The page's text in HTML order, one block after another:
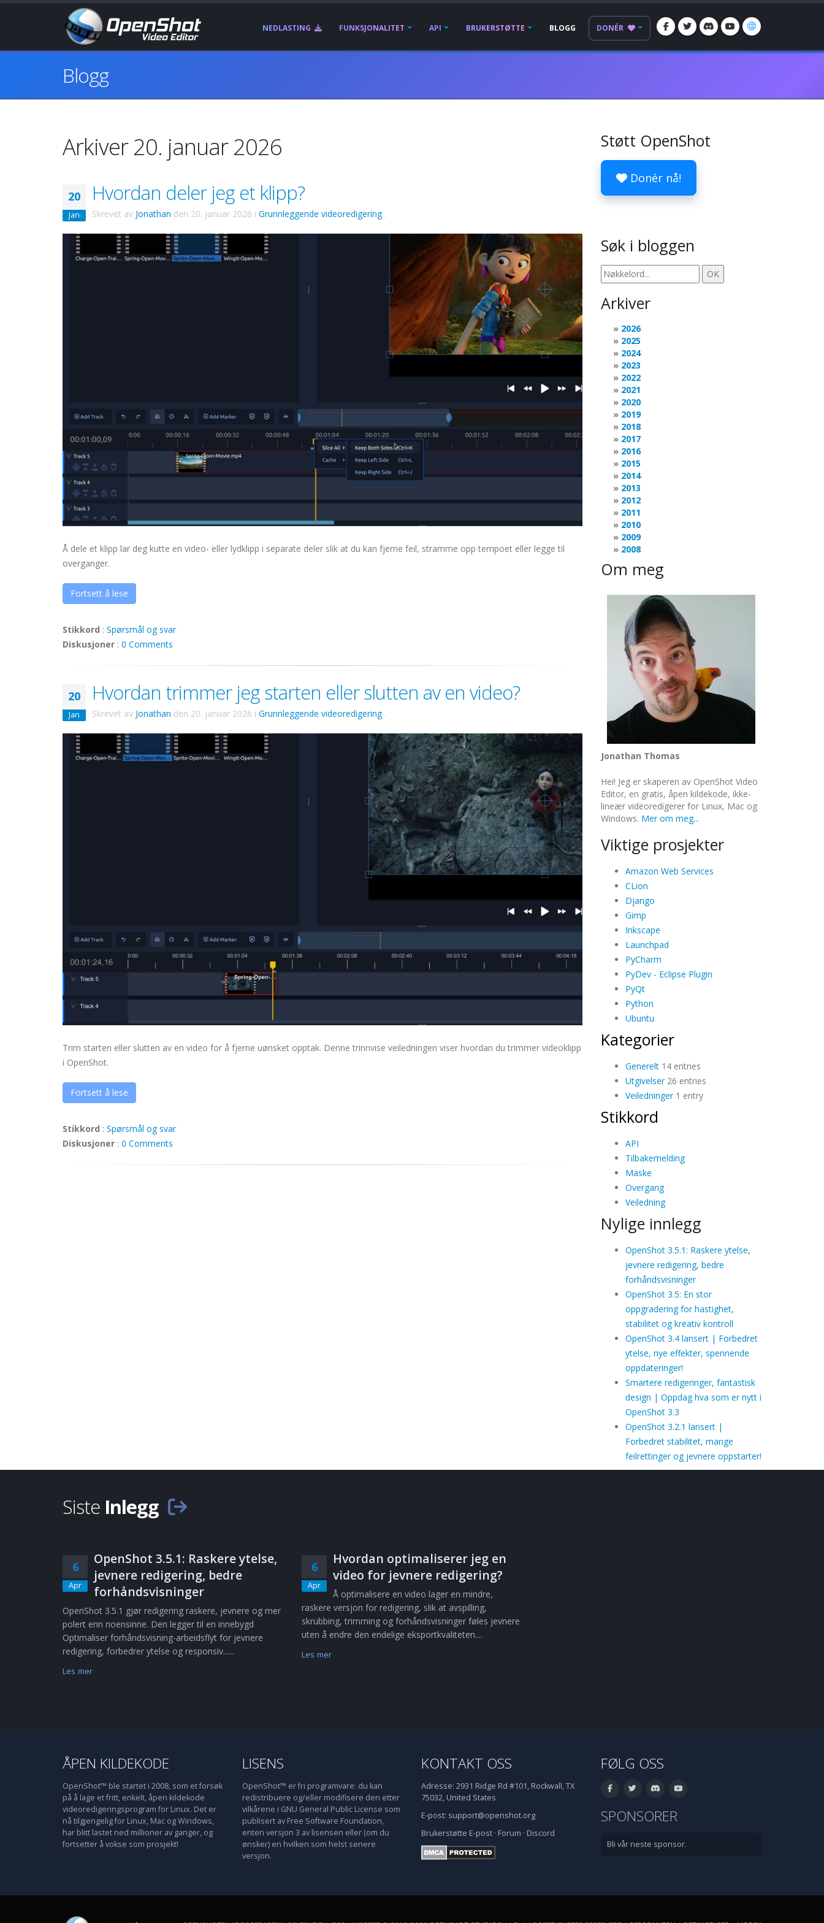
NEDLASTING FUNKSJONALITET API BRUKERSTØTTE BLOGG DONÉR
Blogg
Arkiver 20. januar 2026
20
Jan
Hvordan deler jeg et klipp?
Skrevet av Jonathan den 20. januar 2026 i Grunnleggende videoredigering.
Å dele et klipp lar deg kutte en video- eller lydklipp i separate deler slik at du kan fjerne feil, stramme opp tempoet eller legge til
overganger.
Fortsett å lese
Stikkord : Spørsmål og svar
Diskusjoner : 0 Comments
20
Jan
Hvordan trimmer jeg starten eller slutten av en video?
Skrevet av Jonathan den 20. januar 2026 i Grunnleggende videoredigering.
Trim starten eller slutten av en video for å fjerne uønsket opptak. Denne trinnvise veiledningen viser hvordan du trimmer videoklipp
i OpenShot.
Fortsett å lese
Stikkord : Spørsmål og svar
Diskusjoner : 0 Comments
Støtt OpenShot
Donér nå!
Søk i bloggen
Arkiver
2026
2025
2024
2023
2022
2021
2020
2019
2018
2017
2016
2015
2014
2013
2012
2011
2010
2009
2008
Om meg
Jonathan Thomas
Hei! Jeg er skaperen av OpenShot Video
Editor, en gratis, åpen kildekode, ikke-
lineær videoredigerer for Linux, Mac og
Windows. Mer om meg...
Viktige prosjekter
Amazon Web Services
CLion
Django
Gimp
Inkscape
Launchpad
PyCharm
PyDev - Eclipse Plugin
PyQt
Python
Ubuntu
Kategorier
Generelt14 entries
Utgivelser26 entries
Veiledninger1 entry
Stikkord
API
Tilbakemelding
Maske
Overgang
Veiledning
Nylige innlegg
OpenShot 3.5.1: Raskere ytelse,
jevnere redigering, bedre
forhåndsvisninger
OpenShot 3.5: En stor
oppgradering for hastighet,
stabilitet og kreativ kontroll
OpenShot 3.4 lansert | Forbedret
ytelse, nye effekter, spennende
oppdateringer!
Smartere redigeringer, fantastisk
design | Oppdag hva som er nytt i
OpenShot 3.3
OpenShot 3.2.1 lansert |
Forbedret stabilitet, mange
feilrettinger og jevnere oppstarter!
Siste Inlegg
6
Apr
OpenShot 3.5.1: Raskere ytelse,
jevnere redigering, bedre
forhåndsvisninger
OpenShot 3.5.1 gjør redigering raskere, jevnere og mer
polert enn noensinne. Den legger til en innebygd
Optimaliser forhåndsvisning-arbeidsflyt for jevnere
redigering, forbedrer ytelse og responsiv......
Les mer
6
Apr
Hvordan optimaliserer jeg en
video for jevnere redigering?
Å optimalisere en video lager en mindre,
raskere versjon for redigering, slik at avspilling,
skrubbing, trimming og forhåndsvisninger føles jevnere
uten å endre den endelige eksportkvaliteten....
Les mer
ÅPEN KILDEKODE
OpenShot™ ble startet i 2008, som et forsøk
på å lage et fritt, enkelt, åpen kildekode
videoredigeringsprogram for Linux. Det er
nå tilgjengelig for Linux, Mac og Windows,
har blitt lastet ned millioner av ganger, og
fortsetter å vokse som prosjekt!
LISENS
OpenShot™ er fri programvare: du kan
redistribuere og/eller modifisere den etter
vilkårene i GNU General Public License som
publisert av Free Software Foundation,
enten versjon 3 av lisensen eller (om du
ønsker) en hvilken som helst senere
versjon.
KONTAKT OSS
Adresse: 2931 Ridge Rd #101, Rockwall, TX
75032, United States
E-post: support@openshot.org
Brukerstøtte E-post · Forum · Discord
FØLG OSS
SPONSORER
Bli vår neste sponsor.